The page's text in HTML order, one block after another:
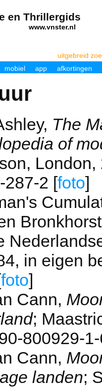
en Thrillergids
www.vnster.nl
uitgebreid
mobiel app afkortingen
The
of
287-2 [foto]
in eigen
foto]
Cann,
;
800929-
Cann,
landen;